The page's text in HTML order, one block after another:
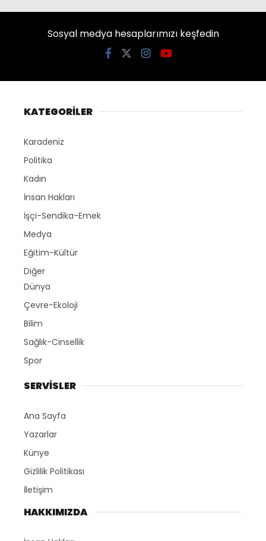
Sosyal medya hesaplarımızı keşfedin
KATEGORİLER
Karadeniz
Politika
Kadın
İnsan Hakları
İşçi-Sendika-Emek
Medya
Eğitim-Kültür
Diğer
Dünya
Çevre-Ekoloji
Bilim
Sağlık-Cinsellik
Spor
SERVİSLER
Ana Sayfa
Yazarlar
Künye
Gizlilik Politikası
İletişim
HAKKIMIZDA